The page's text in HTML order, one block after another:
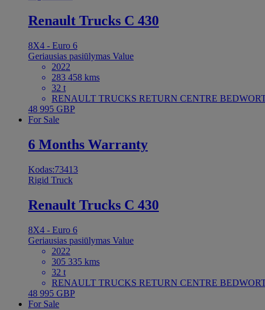
Renault Trucks C 430
8X4 - Euro 6
Geriausias pasiūlymas Value
2022
283 458 kms
32 t
RENAULT TRUCKS RETURN CENTRE
48 995 GBP
For Sale
6 Months Warranty
Kodas:73413
Rigid Truck
Renault Trucks C 430
8X4 - Euro 6
Geriausias pasiūlymas Value
2022
305 335 kms
32 t
RENAULT TRUCKS RETURN CENTRE
48 995 GBP
For Sale